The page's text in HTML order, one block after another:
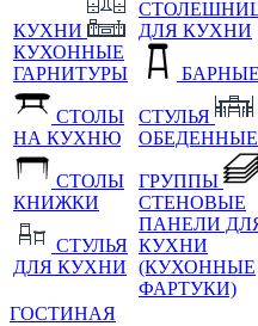
КУХНИ
КУХОННЫЕ
ГАРНИТУРЫ
СТОЛЫ
НА КУХНЮ
СТОЛЫ
КНИЖКИ
СТУЛЬЯ
ДЛЯ КУХНИ
ДЛЯ КУХНИ
БАРНЫЕ
СТУЛЬЯ
ОБЕДЕННЫЕ
ГРУППЫ
СТЕНОВЫЕ
ПАНЕЛИ
КУХНИ
(КУХОННЫЕ
ФАРТУКИ)
ГОСТИНАЯ